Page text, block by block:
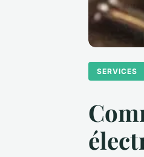
SERVICES